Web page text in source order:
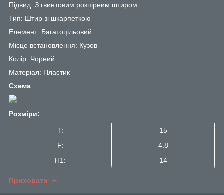
Підвид: З гвинтовим розпірним штиром
Тип: Штир зі шкарпеткою
Елемент: Багатоцільовий
Місце встановлення: Кузов
Колір: Чорний
Матеріал: Пластик
Схема
Розміри:
T:
15
F:
4.8
H1:
14
Приховати